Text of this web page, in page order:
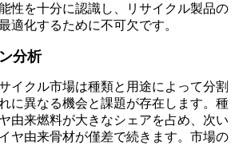
性を十分に認識し、リサイクル製品の
適化するために不可欠です。
分析
イクル市場は種類と用途によって分割
に異なる機会と課題が存在します。種
由来燃料が大きなシェアを占め、次い
ヤ由来骨材が僅差で続きます。市場の